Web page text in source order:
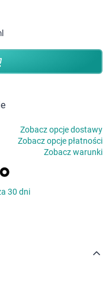
Zobacz opcje dostawy
Zobacz opcje płatności
Zobacz warunki
30 dni